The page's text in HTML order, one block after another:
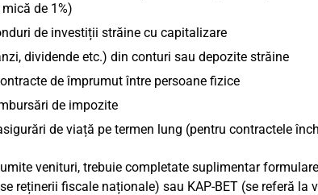
de 1%)
de investiții străine cu capitalizare
dividende etc.) din conturi sau depozite străine
de împrumut între persoane fizice
de impozite
de viață pe termen lung (pentru contractele
venituri, trebuie completate suplimentar
reținerii fiscale naționale) sau KAP-BET (se referă